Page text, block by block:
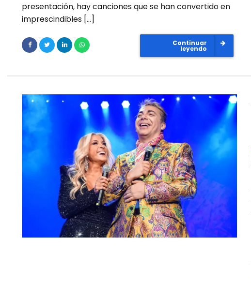
presentación, hay canciones que se han convertido en
imprescindibles […]
Continuar
leyendo